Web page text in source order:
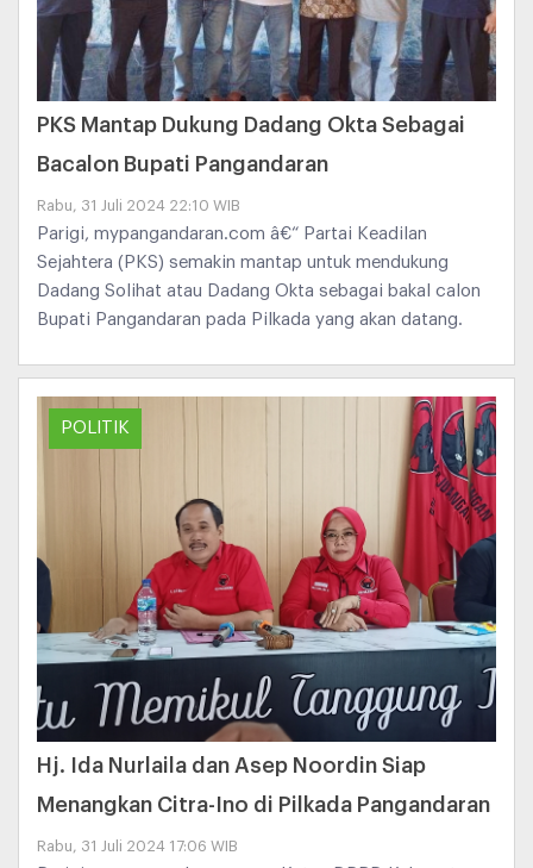
PKS Mantap Dukung Dadang Okta Sebagai
Bacalon Bupati Pangandaran
Rabu, 31 Juli 2024 22:10 WIB
Parigi, mypangandaran.com â€“ Partai Keadilan
Sejahtera (PKS) semakin mantap untuk mendukung
Dadang Solihat atau Dadang Okta sebagai bakal calon
Bupati Pangandaran pada Pilkada yang akan datang.
POLITIK
Hj. Ida Nurlaila dan Asep Noordin Siap
Menangkan Citra-Ino di Pilkada Pangandaran
Rabu, 31 Juli 2024 17:06 WIB